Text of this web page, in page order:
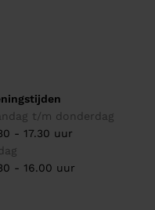
t/m donderdag
- 17.30 uur
- 16.00 uur